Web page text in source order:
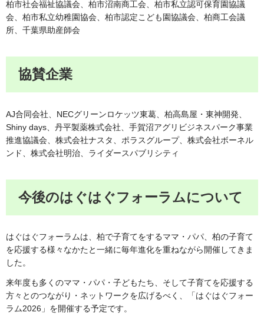
柏市社会福祉協議会、柏市沼南商工会、柏市私立認可保育園協議
会、柏市私立幼稚園協会、柏市認定こども園協議会、柏商工会議
所、千葉県助産師会
協賛企業
AJ合同会社、NECグリーンロケッツ東葛、柏高島屋・東神開発、
Shiny days、丹平製薬株式会社、手賀沼アグリビジネスパーク事業
推進協議会、株式会社ナスタ、ポラスグループ、株式会社ボーネル
ンド、株式会社明治、ライダースパブリシティ
今後のはぐはぐフォーラムについて
はぐはぐフォーラムは、柏で子育てをするママ・パパ、柏の子育て
を応援する様々なかたと一緒に毎年進化を重ねながら開催してきま
した。
来年度も多くのママ・パパ・子どもたち、そして子育てを応援する
方々とのつながり・ネットワークを広げるべく、「はぐはぐフォー
ラム2026」を開催する予定です。